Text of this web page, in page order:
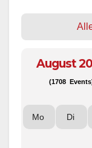
August
(1708
Mo Di